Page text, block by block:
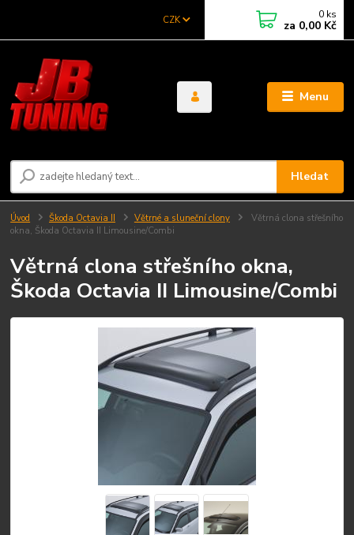
Menu
CZK
Hledat
0 ks
za 0,00 Kč
Úvod Škoda Octavia II Větrné a sluneční clony
Větrná clona střešního
okna, Škoda Octavia II Limousine/Combi
Větrná clona střešního okna,
Škoda Octavia II Limousine/Combi